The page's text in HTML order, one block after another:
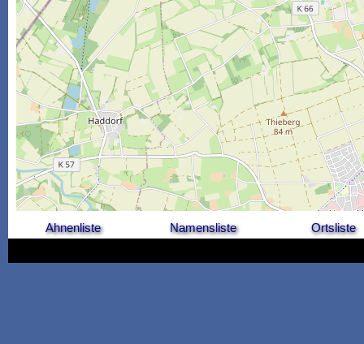
Ahnenliste Namensliste Ortsliste